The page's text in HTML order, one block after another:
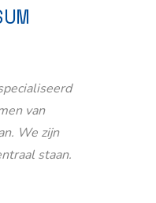
van
We zijn
staan.